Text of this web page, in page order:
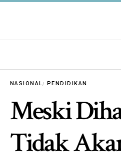
NASIONAL PENDIDIKAN
Meski
Tidak